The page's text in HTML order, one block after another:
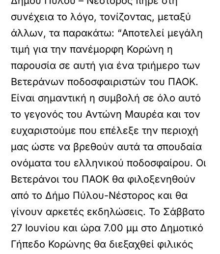
συνέχεια το λόγο, τονίζοντας, μεταξύ
άλλων, τα παρακάτω: “Αποτελεί μεγάλη
τιμή για την πανέμορφη Κορώνη η
παρουσία σε αυτή για ένα τριήμερο των
Βετεράνων ποδοσφαιριστών του ΠΑΟΚ.
Είναι σημαντική η συμβολή σε όλο αυτό
το γεγονός του Αντώνη Μαυρέα και τον
ευχαριστούμε που επέλεξε την περιοχή
μας ώστε να βρεθούν αυτά τα σπουδαία
ονόματα του ελληνικού ποδοσφαίρου. Οι
Βετεράνοι του ΠΑΟΚ θα φιλοξενηθούν
από το Δήμο Πύλου-Νέστορος και θα
γίνουν αρκετές εκδηλώσεις. Το Σάββατο
27 Ιουνίου και ώρα 7.00 μμ στο Δημοτικό
Γήπεδο Κορώνης θα διεξαχθεί φιλικός